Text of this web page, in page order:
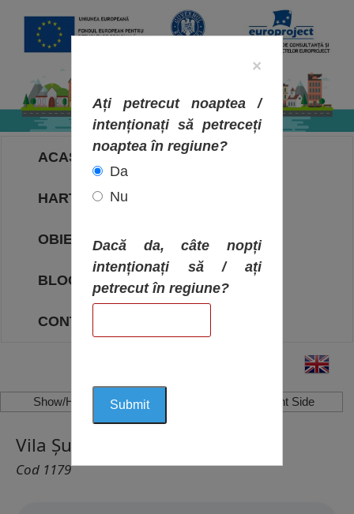
ACASA
HARTA OBIECTIVELOR
OBIECTIVE
BLOG
CONTACT
Show/Hide Left Side Show/Hide Right Side
Vila Șuțu, Constanța
Cod 1179
×
Ați petrecut noaptea /
intenționați să petreceți
noaptea în regiune?
Da
Nu
Dacă da, câte nopți
intenționați să / ați
petrecut în regiune?